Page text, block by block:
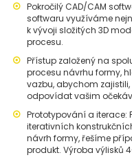
Pokročilý CAD/CAM
softwaru využíváme
k vývoji složitých 3D
procesu.
Přístup založený na
procesu návrhu formy,
vazbu, abychom
odpovídat vašim
Prototypování a
iterativních
návrh formy, řešíme
produkt. Výroba výlisků